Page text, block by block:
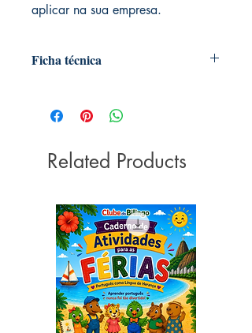
aplicar na sua empresa.
Ficha técnica
Editora ‏ : ‎ HarperCollins; 1ª edição
(31 julho 2017)
Páginas ‏ : ‎ 200
ISBN ‏ : ‎ 978-8595081796
Related Products